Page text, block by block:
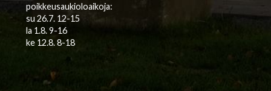
poikkeusaukioloaikoja:
su 26.7. 12-15
la 1.8. 9-16
ke 12.8. 8-18